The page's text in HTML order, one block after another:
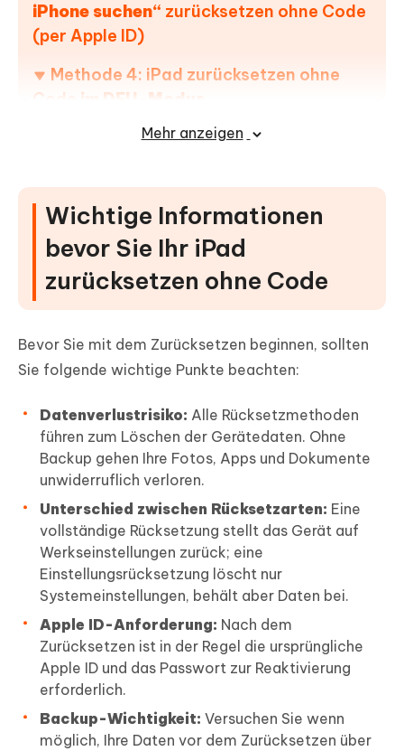
iPhone suchen“ zurücksetzen ohne Code
(per Apple ID)
Methode 4: iPad zurücksetzen ohne
Code im DFU-Modus
iPad-Einrichtung nach dem
Mehr anzeigen
Wichtige Informationen
bevor Sie Ihr iPad
zurücksetzen ohne Code
Bevor Sie mit dem Zurücksetzen beginnen, sollten
Sie folgende wichtige Punkte beachten:
Datenverlustrisiko: Alle Rücksetzmethoden
führen zum Löschen der Gerätedaten. Ohne
Backup gehen Ihre Fotos, Apps und Dokumente
unwiderruflich verloren.
Unterschied zwischen Rücksetzarten: Eine
vollständige Rücksetzung stellt das Gerät auf
Werkseinstellungen zurück; eine
Einstellungsrücksetzung löscht nur
Systemeinstellungen, behält aber Daten bei.
Apple ID-Anforderung: Nach dem
Zurücksetzen ist in der Regel die ursprüngliche
Apple ID und das Passwort zur Reaktivierung
erforderlich.
Backup-Wichtigkeit: Versuchen Sie wenn
möglich, Ihre Daten vor dem Zurücksetzen über